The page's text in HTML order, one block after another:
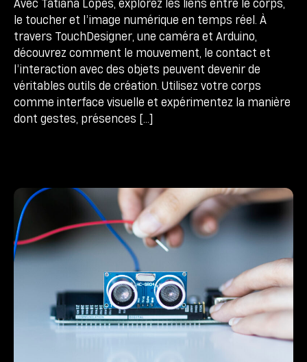
le toucher et l’image numérique en temps réel. À
travers TouchDesigner, une caméra et Arduino,
découvrez comment le mouvement, le contact et
l’interaction avec des objets peuvent devenir de
véritables outils de création. Utilisez votre corps
comme interface visuelle et expérimentez la manière
dont gestes, présences […]